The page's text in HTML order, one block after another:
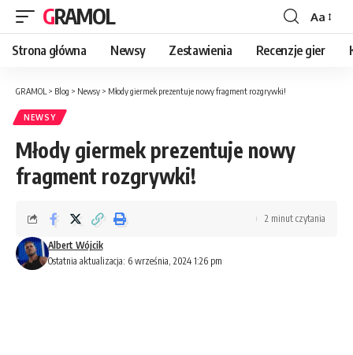
GRAMOL Aa
Strona główna Newsy Zestawienia Recenzje gier
GRAMOL > Blog > Newsy > Młody giermek prezentuje nowy fragment rozgrywki!
NEWSY
Młody giermek prezentuje nowy
fragment rozgrywki!
Ostatnia aktualizacja: 6 września, 2024 1:26 pm
Albert Wójcik
2 minut czytania